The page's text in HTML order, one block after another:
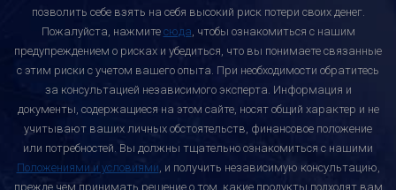
позволить себе взять на себя высокий риск потери своих денег.
Пожалуйста, нажмите сюда, чтобы ознакомиться с нашим
предупреждением о рисках и убедиться, что вы понимаете связанные
с этим риски с учетом вашего опыта. При необходимости обратитесь
за консультацией независимого эксперта. Информация и
документы, содержащиеся на этом сайте, носят общий характер и не
учитывают ваших личных обстоятельств, финансовое положение
или потребностей. Вы должны тщательно ознакомиться с нашими
Положениями и условиями, и получить независимую консультацию,
прежде чем принимать решение о том, какие продукты подходят вам